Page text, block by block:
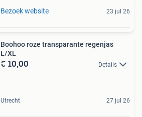
Bezoek website 23 jul 26
Boohoo roze transparante regenjas
L/XL
€ 10,00 Details
Utrecht 27 jul 26